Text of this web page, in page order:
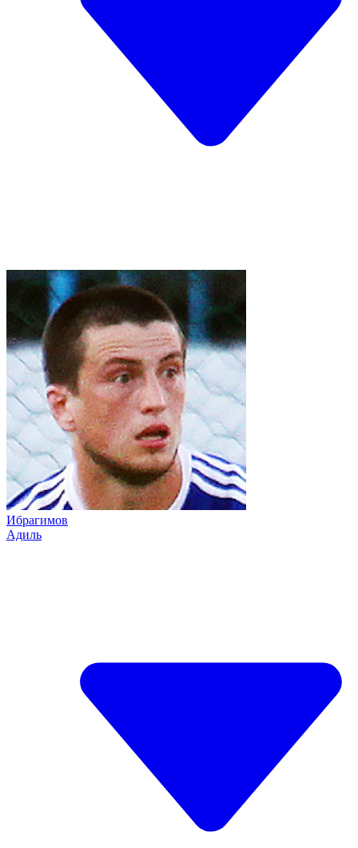
Ибрагимов
Адиль